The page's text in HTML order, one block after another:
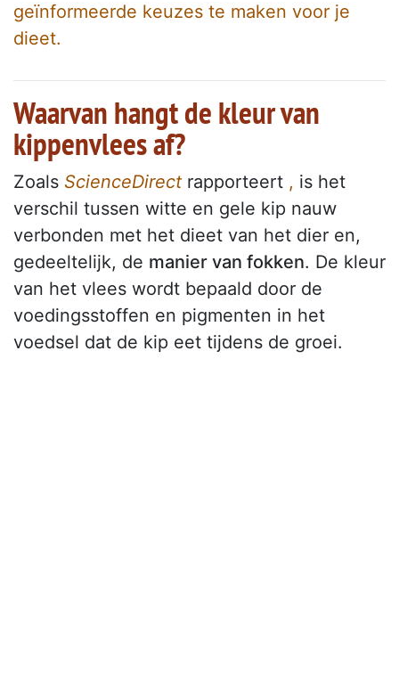
geïnformeerde keuzes te maken voor je
dieet.
Waarvan hangt de kleur van
kippenvlees af?
Zoals ScienceDirect rapporteert , is het
verschil tussen witte en gele kip nauw
verbonden met het dieet van het dier en,
gedeeltelijk, de manier van fokken. De kleur
van het vlees wordt bepaald door de
voedingsstoffen en pigmenten in het
voedsel dat de kip eet tijdens de groei.